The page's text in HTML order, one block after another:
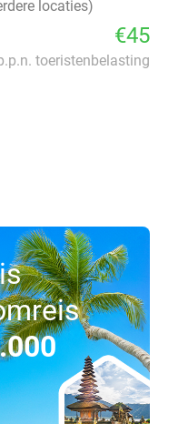
locaties)
€45
toeristenbelasting